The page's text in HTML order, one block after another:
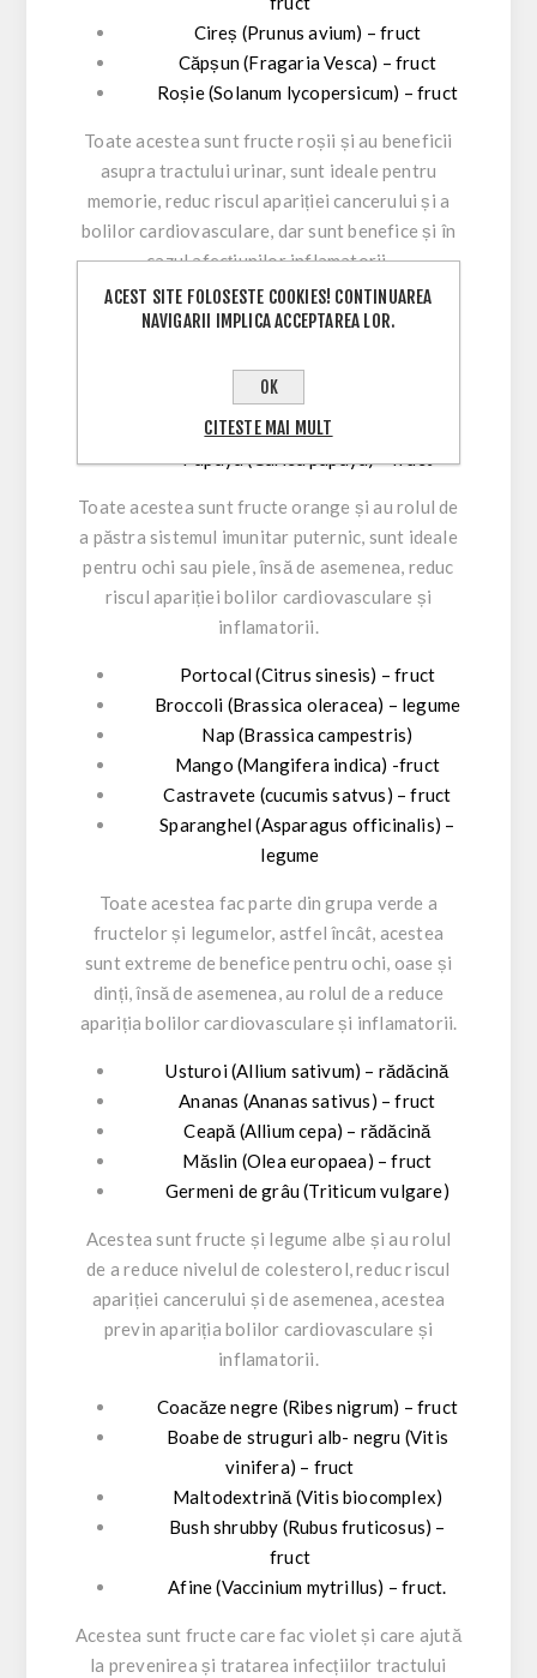
Cireș (Prunus avium) – fruct
Căpșun (Fragaria Vesca) – fruct
Roșie (Solanum lycopersicum) – fruct
Toate acestea sunt fructe roșii și au beneficii
asupra tractului urinar, sunt ideale pentru
memorie, reduc riscul apariției cancerului și a
bolilor cardiovasculare, dar sunt benefice și în
cazul afecțiunilor inflamatorii.
Portocale roșii (Cytrus sinensis) -
Grapefruit (Cytrus grandis) – fruct
Pepene galben (Cucumis melo) – fruct
Morcov (Daucus carota) – radacină
Papaya (Carica papaya) – fruct
Toate acestea sunt fructe orange și au rolul de
a păstra sistemul imunitar puternic, sunt ideale
pentru ochi sau piele, însă de asemenea, reduc
riscul apariției bolilor cardiovasculare și
inflamatorii.
Portocal (Citrus sinesis) – fruct
Broccoli (Brassica oleracea) – legume
Nap (Brassica campestris)
Mango (Mangifera indica) -fruct
Castravete (cucumis satvus) – fruct
Sparanghel (Asparagus officinalis) –
legume
Toate acestea fac parte din grupa verde a
fructelor și legumelor, astfel încât, acestea
sunt extreme de benefice pentru ochi, oase și
dinți, însă de asemenea, au rolul de a reduce
apariția bolilor cardiovasculare și inflamatorii.
Usturoi (Allium sativum) – rădăcină
Ananas (Ananas sativus) – fruct
Ceapă (Allium cepa) – rădăcină
Măslin (Olea europaea) – fruct
Germeni de grâu (Triticum vulgare)
Acestea sunt fructe și legume albe și au rolul
de a reduce nivelul de colesterol, reduc riscul
apariției cancerului și de asemenea, acestea
previn apariția bolilor cardiovasculare și
inflamatorii.
Coacăze negre (Ribes nigrum) – fruct
Boabe de struguri alb- negru (Vitis
vinifera) – fruct
Maltodextrină (Vitis biocomplex)
Bush shrubby (Rubus fruticosus) –
fruct
Afine (Vaccinium mytrillus) – fruct.
Acestea sunt fructe care fac violet și care ajută
la prevenirea și tratarea infecțiilor tractului
ACEST SITE FOLOSESTE COOKIES! CONTINUAREA
NAVIGARII IMPLICA ACCEPTAREA LOR.
OK
CITESTE MAI MULT